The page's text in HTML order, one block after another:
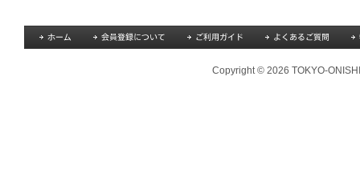
Copyright © 2026 TOKYO-